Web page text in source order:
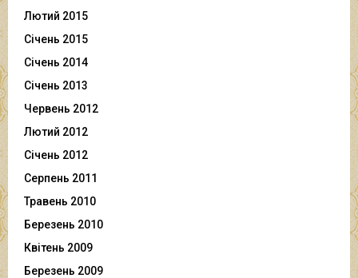
Лютий 2015
Січень 2015
Січень 2014
Січень 2013
Червень 2012
Лютий 2012
Січень 2012
Серпень 2011
Травень 2010
Березень 2010
Квітень 2009
Березень 2009